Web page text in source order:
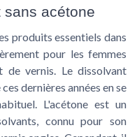
acétone
produits essentiels dans
pour les femmes
de vernis. Le dissolvant
dernières années en se
L'acétone est un
connu pour son